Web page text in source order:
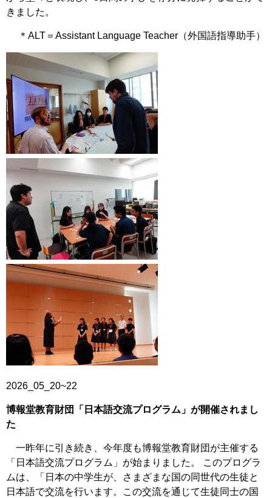
きました。
＊ALT＝Assistant Language Teacher（外国語指導助手）
2026_05_20~22
博報堂教育財団「日本語交流プログラム」が開催されまし
た
一昨年に引き続き、今年度も博報堂教育財団が主催する
「日本語交流プログラム」が始まりました。 このプログラ
ムは、「日本の中学生が、さまざまな国の同世代の生徒と
日本語で交流を行います。この交流を通じて生徒同士の国